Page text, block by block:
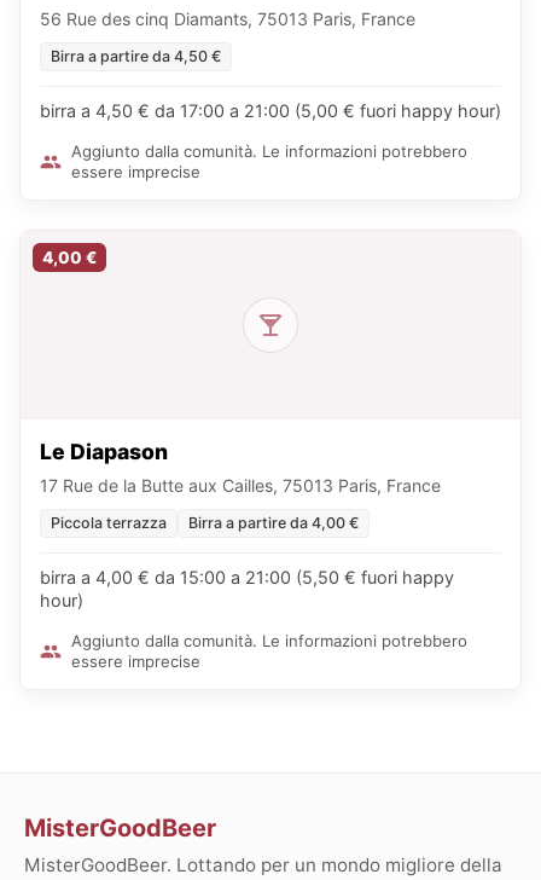
56 Rue des cinq Diamants, 75013 Paris, France
Birra a partire da 4,50 €
birra a 4,50 € da 17:00 a 21:00 (5,00 € fuori happy hour)
Aggiunto dalla comunità. Le informazioni potrebbero
essere imprecise
4,00 €
Le Diapason
17 Rue de la Butte aux Cailles, 75013 Paris, France
Piccola terrazza Birra a partire da 4,00 €
birra a 4,00 € da 15:00 a 21:00 (5,50 € fuori happy
hour)
Aggiunto dalla comunità. Le informazioni potrebbero
essere imprecise
MisterGoodBeer
MisterGoodBeer. Lottando per un mondo migliore della